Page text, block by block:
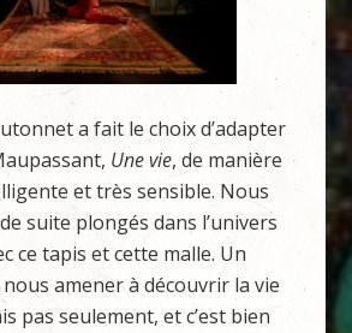
a fait le choix d’adapter
Une vie, de manière
et très sensible. Nous
suite plongés dans l’univers
ce tapis et cette malle. Un
amener à découvrir la vie
pas seulement, et c’est bien